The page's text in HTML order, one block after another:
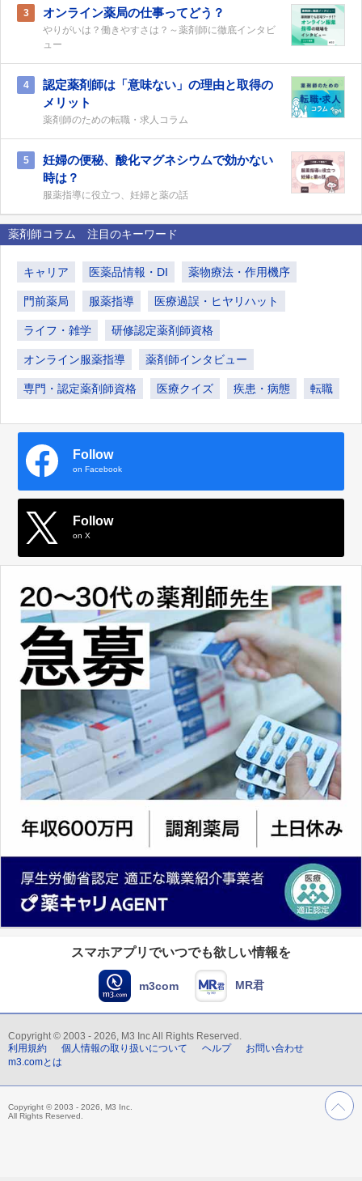
3 オンライン薬局の仕事ってどう？
やりがいは？働きやすさは？～薬剤師に徹底インタビ
ュー
4
認定薬剤師は「意味ない」の理由と取得の
メリット
薬剤師のための転職・求人コラム
5
妊婦の便秘、酸化マグネシウムで効かない
時は？
服薬指導に役立つ、妊婦と薬の話
薬剤師コラム 注目のキーワード
キャリア 医薬品情報・DI 薬物療法・作用機序
門前薬局 服薬指導 医療過誤・ヒヤリハット
ライフ・雑学 研修認定薬剤師資格
オンライン服薬指導 薬剤師インタビュー
専門・認定薬剤師資格 医療クイズ 疾患・病態 転職
Follow
on Facebook
Follow
on X
スマホアプリでいつでも欲しい情報を
m3com MR君
Copyright © 2003 - 2026, M3 Inc All Rights Reserved.
利用規約
個人情報の取り扱いについて ヘルプ
お問い合わせ
m3.comとは
Copyright © 2003 - 2026, M3 Inc.
All Rights Reserved.